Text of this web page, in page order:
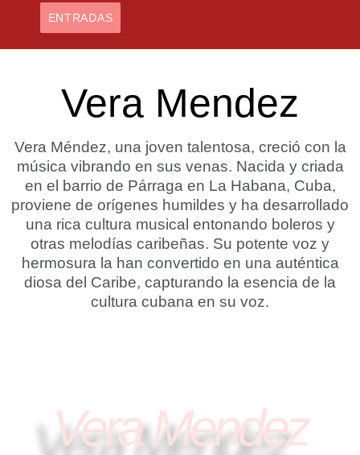
ENTRADAS
Vera Mendez
Vera Méndez, una joven talentosa, creció con la
música vibrando en sus venas. Nacida y criada
en el barrio de Párraga en La Habana, Cuba,
proviene de orígenes humildes y ha desarrollado
una rica cultura musical entonando boleros y
otras melodías caribeñas. Su potente voz y
hermosura la han convertido en una auténtica
diosa del Caribe, capturando la esencia de la
cultura cubana en su voz.
Vera Mendez
VIDEO OFICIAL